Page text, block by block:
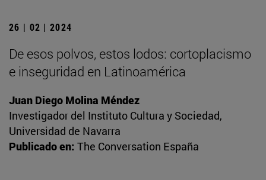
26 | 02 | 2024
De esos polvos, estos lodos: cortoplacismo
e inseguridad en Latinoamérica
Juan Diego Molina Méndez
Investigador del Instituto Cultura y Sociedad,
Universidad de Navarra
Publicado en: The Conversation España